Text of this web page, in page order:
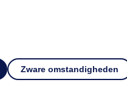
Zware omstandigheden